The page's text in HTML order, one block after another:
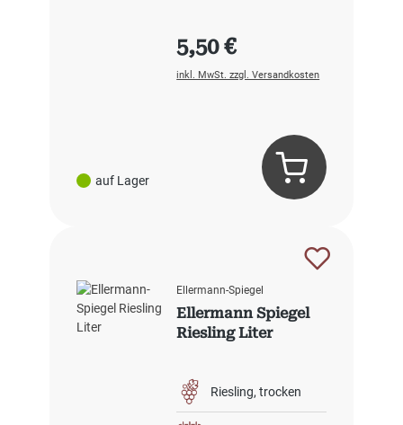
auf Lager
Regulärer Preis:
5,50 €
inkl. MwSt. zzgl. Versandkosten
Ellermann-Spiegel
Ellermann Spiegel
Riesling Liter
Riesling trocken